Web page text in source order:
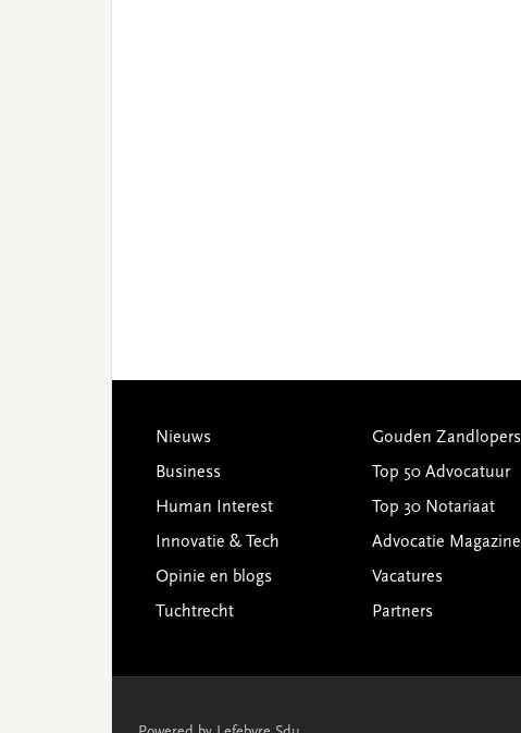
Footer
Nieuws
Business
Human Interest
Innovatie & Tech
Opinie en blogs
Tuchtrecht
Gouden Zandlopers
Top 50 Advocatuur
Top 30 Notariaat
Advocatie Magazine
Vacatures
Partners